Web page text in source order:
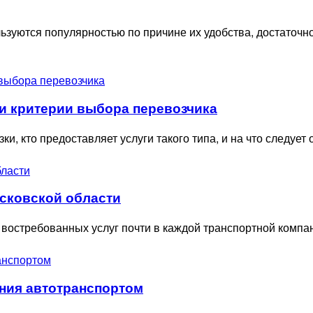
популярностью по причине их удобства,
критерии выбора перевозчика
кто предоставляет услуги такого типа, и на что
области
услуг почти в каждой транспортной
автотранспортом